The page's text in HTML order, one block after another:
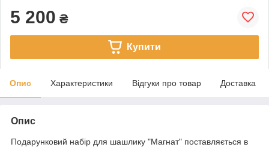
5 200 ₴
Купити
Опис Характеристики Відгуки про товар Доставка
Опис
Подарунковий набір для шашлику "Магнат" поставляється в